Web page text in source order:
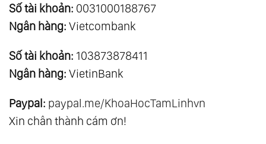
Số tài khoản: 0031000188767
Ngân hàng: Vietcombank
Số tài khoản: 103873878411
Ngân hàng: VietinBank
Paypal: paypal.me/KhoaHocTamLinhvn
Xin chân thành cám ơn!